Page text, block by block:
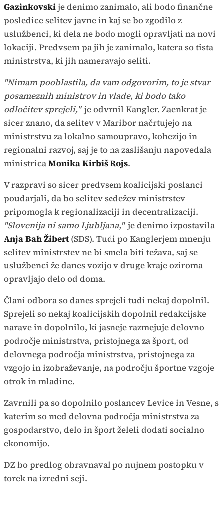
Gazinkovskije denimo zanimalo, ali bodo finančne
posledice selitev javne in kaj se bo zgodilo z
uslužbenci, ki dela ne bodo mogli opravljati na novi
lokaciji. Predvsem pa jih je zanimalo, katera so tista
ministrstva, ki jih nameravajo seliti.
"Nimam pooblastila, da vam odgovorim, to je stvar
posameznih ministrov in vlade, ki bodo tako
odločitev sprejeli," je odvrnil Kangler. Zaenkrat je
sicer znano, da selitev v Maribor načrtujejo na
ministrstvu za lokalno samoupravo, kohezijo in
regionalni razvoj, saj je to na zaslišanju napovedala
ministricaMonika Kirbiš Rojs.
V razpravi so sicer predvsem koalicijski poslanci
poudarjali, da bo selitev sedežev ministrstev
pripomogla k regionalizaciji in decentralizaciji.
"Slovenija ni samo Ljubljana," je denimo izpostavila
Anja Bah Žibert(SDS). Tudi po Kanglerjem mnenju
selitev ministrstev ne bi smela biti težava, saj se
uslužbenci že danes vozijo v druge kraje oziroma
opravljajo delo od doma.
Člani odbora so danes sprejeli tudi nekaj dopolnil.
Sprejeli so nekaj koalicijskih dopolnil redakcijske
narave in dopolnilo, ki jasneje razmejuje delovno
področje ministrstva, pristojnega za šport, od
delovnega področja ministrstva, pristojnega za
vzgojo in izobraževanje, na področju športne vzgoje
otrok in mladine.
Zavrnili pa so dopolnilo poslancev Levice in Vesne, s
katerim so med delovna področja ministrstva za
gospodarstvo, delo in šport želeli dodati socialno
ekonomijo.
DZ bo predlog obravnaval po nujnem postopku v
torek na izredni seji.